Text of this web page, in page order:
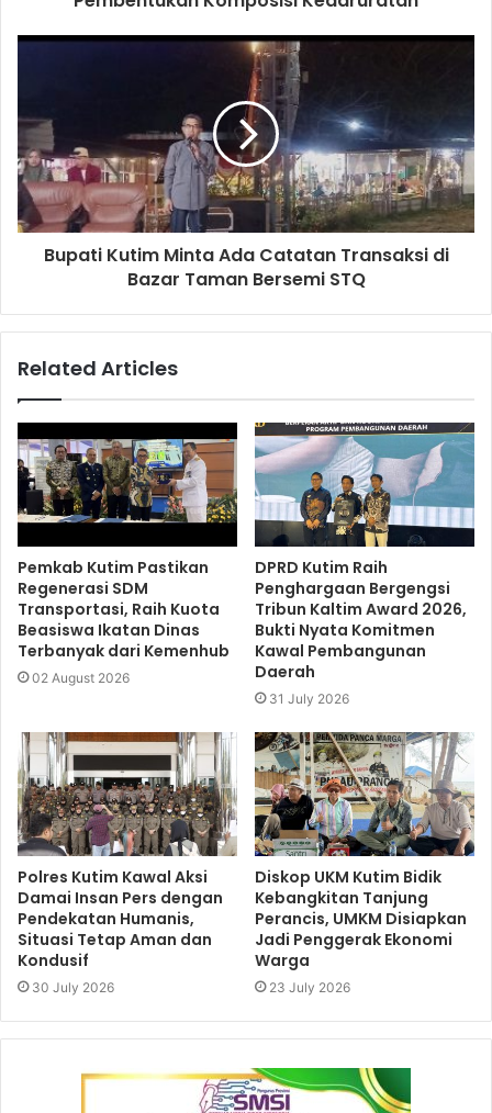
Bupati Kutim Minta Ada Catatan Transaksi di
Bazar Taman Bersemi STQ
Related Articles
Pemkab Kutim Pastikan
Regenerasi SDM
Transportasi, Raih Kuota
Beasiswa Ikatan Dinas
Terbanyak dari Kemenhub
02 August 2026
DPRD Kutim Raih
Penghargaan Bergengsi
Tribun Kaltim Award 2026,
Bukti Nyata Komitmen
Kawal Pembangunan
Daerah
31 July 2026
Polres Kutim Kawal Aksi
Damai Insan Pers dengan
Pendekatan Humanis,
Situasi Tetap Aman dan
Kondusif
30 July 2026
Diskop UKM Kutim Bidik
Kebangkitan Tanjung
Perancis, UMKM Disiapkan
Jadi Penggerak Ekonomi
Warga
23 July 2026